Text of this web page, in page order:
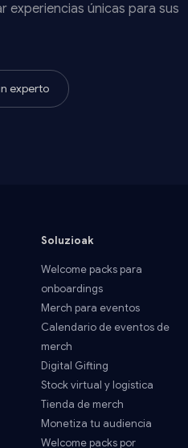
experiencias únicas para sus
experto
Soluzioak
Welcome packs para
onboardings
Merch para eventos
Calendario de eventos de
merch
Digital Gifting
Stock virtual y logística
Tienda de merch
Monetiza tu audiencia
Welcome packs por